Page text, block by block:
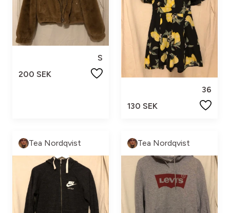
S
200 SEK
36
130 SEK
Tea Nordqvist Tea Nordqvist